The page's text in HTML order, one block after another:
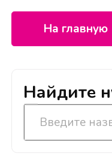
На главную
Найдите